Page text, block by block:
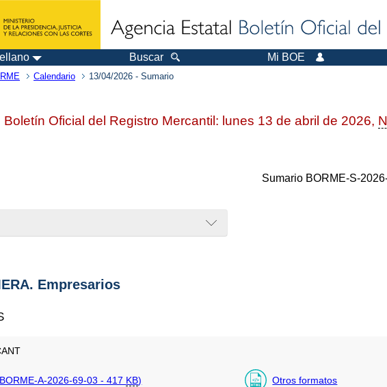
Buscar Mi BOE
Calendario 13/04/2026 - Sumario
Boletín Oficial del Registro Mercantil: lunes 13 de abril de 2026,
Sumario BORME-S-
Empresarios
A-2026-69-03 - 417 KB) Otros formatos